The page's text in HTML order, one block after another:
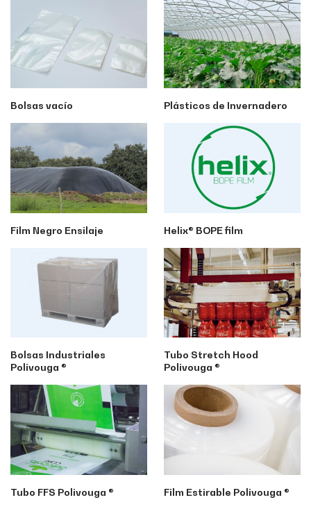
Bolsas vacío Plásticos de Invernadero
Film Negro Ensilaje Helix® BOPE film
Bolsas Industriales
Polivouga ®
Tubo Stretch Hood
Polivouga ®
Tubo FFS Polivouga ® Film Estirable Polivouga ®